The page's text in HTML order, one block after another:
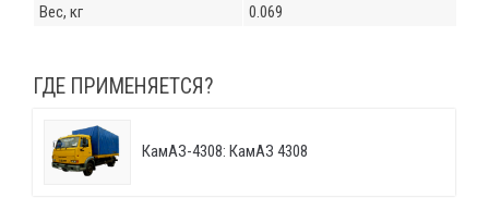
Вес, кг
0.069
ГДЕ ПРИМЕНЯЕТСЯ?
КамАЗ-4308: КамАЗ 4308